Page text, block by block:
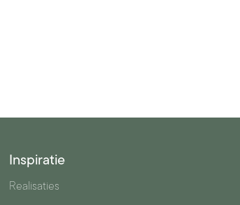
Inspiratie
Realisaties